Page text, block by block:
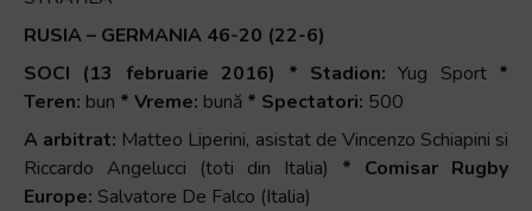
RUSIA – GERMANIA 46-20 (22-6)
SOCI (13 februarie 2016) * Stadion: Yug Sport *
Teren: bun * Vreme: bună * Spectatori: 500
A arbitrat: Matteo Liperini, asistat de Vincenzo Schiapini si
Riccardo Angelucci (toti din Italia) * Comisar Rugby
Europe: Salvatore De Falco (Italia)